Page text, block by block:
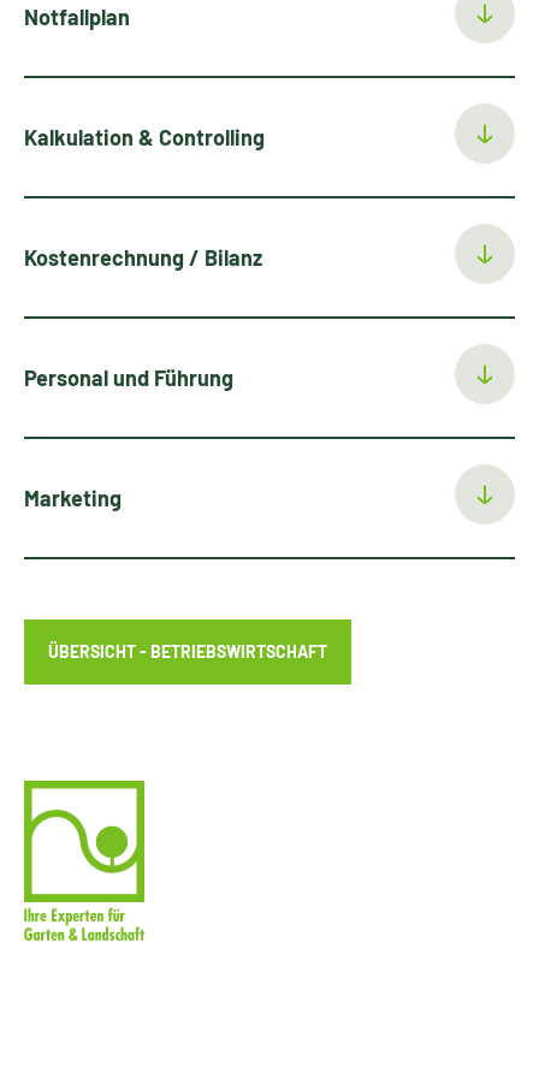
Notfallplan
Kalkulation & Controlling
Kostenrechnung / Bilanz
Personal und Führung
Marketing
ÜBERSICHT - BETRIEBSWIRTSCHAFT